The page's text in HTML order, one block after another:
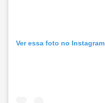
Ver essa foto no Instagram